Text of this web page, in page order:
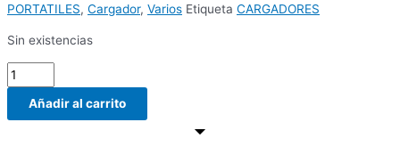
PORTATILES, Cargador, Varios Etiqueta CARGADORES
Sin existencias
Añadir al carrito